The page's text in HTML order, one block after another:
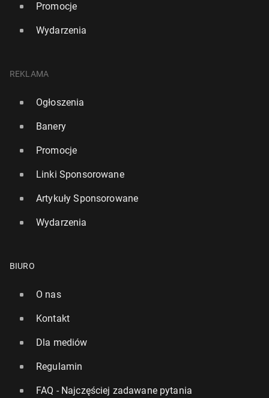
Promocje
Wydarzenia
REKLAMA
Ogłoszenia
Banery
Promocje
Linki Sponsorowane
Artykuły Sponsorowane
Wydarzenia
BIURO
O nas
Kontakt
Dla mediów
Regulamin
FAQ - Najczęściej zadawane pytania